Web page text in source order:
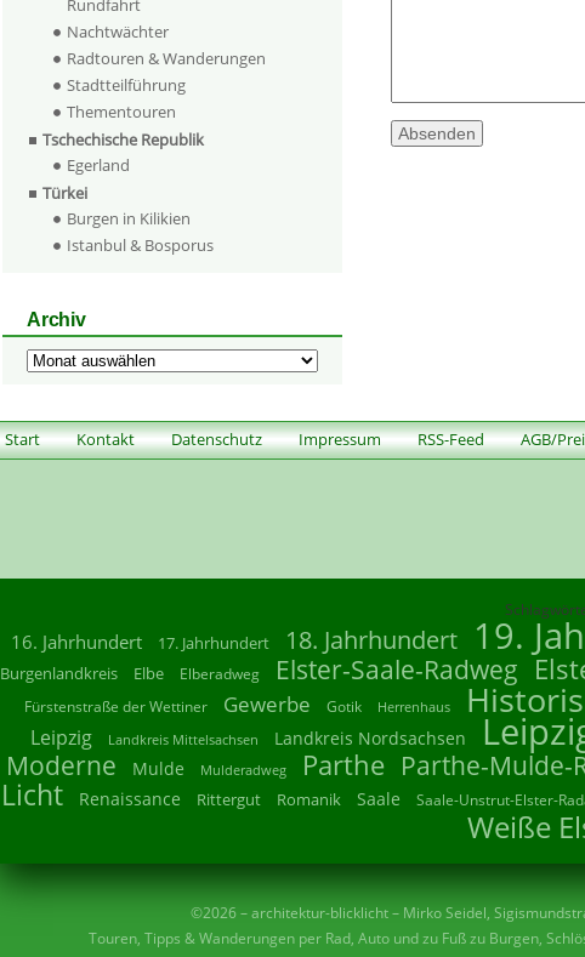
Rundfahrt
Nachtwächter
Radtouren & Wanderungen
Stadtteilführung
Thementouren
Tschechische Republik
Egerland
Türkei
Burgen in Kilikien
Istanbul & Bosporus
Archiv
Archiv
Start Kontakt Datenschutz Impressum RSS-Feed AGB/
16. Jahrhundert 17. Jahrhundert 18. Jahrhundert 19.
Burgenlandkreis Elbe Elberadweg Elster-Saale-Radweg
Fürstenstraße der Wettiner Gewerbe Gotik Herrenhaus
Leipzig
Landkreis Mittelsachsen Landkreis Nordsachsen
Moderne Mulde Mulderadweg Parthe Parthe-Mulde-
Licht
Renaissance Rittergut Romanik Saale Saale-Unstrut-Elster-
Weiße
©2026 – architektur-blicklicht – Mirko Seidel,
Touren, Tipps & Wanderungen per Rad, Auto und zu Fuß zu Burgen,